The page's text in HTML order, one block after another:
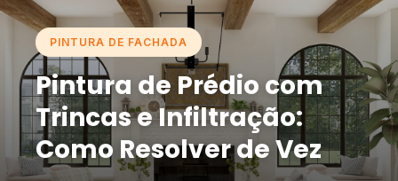
PINTURA DE FACHADA
Pintura de Prédio com
Trincas e Infiltração:
Como Resolver de Vez